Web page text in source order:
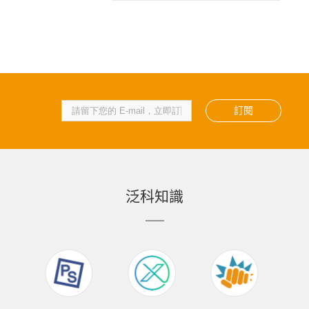
訂閱
泛科知識